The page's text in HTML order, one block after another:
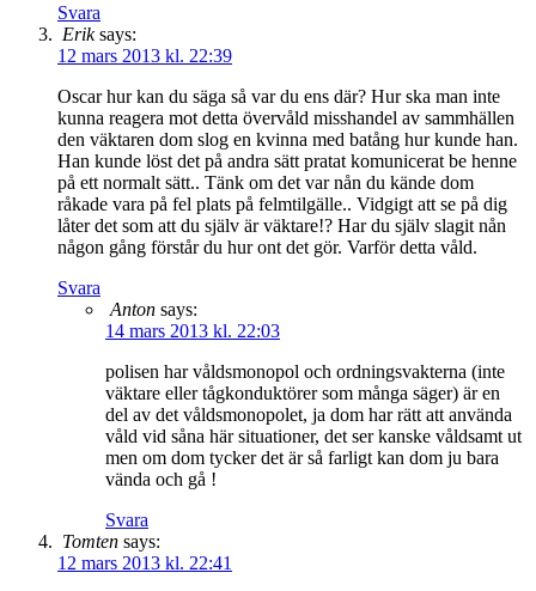
Svara
Erik says:
12 mars 2013 kl. 22:39
Oscar hur kan du säga så var du ens där? Hur ska man inte
kunna reagera mot detta övervåld misshandel av sammhällen
den väktaren dom slog en kvinna med batång hur kunde han.
Han kunde löst det på andra sätt pratat komunicerat be henne
på ett normalt sätt.. Tänk om det var nån du kände dom
råkade vara på fel plats på felmtilgälle.. Vidgigt att se på dig
låter det som att du själv är väktare!? Har du själv slagit nån
någon gång förstår du hur ont det gör. Varför detta våld.
Svara
Anton says:
14 mars 2013 kl. 22:03
polisen har våldsmonopol och ordningsvakterna (inte
väktare eller tågkonduktörer som många säger) är en
del av det våldsmonopolet, ja dom har rätt att använda
våld vid såna här situationer, det ser kanske våldsamt ut
men om dom tycker det är så farligt kan dom ju bara
vända och gå !
Svara
Tomten says:
12 mars 2013 kl. 22:41